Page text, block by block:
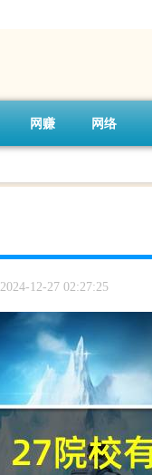
网赚 网络
2024-12-27 02:27:25